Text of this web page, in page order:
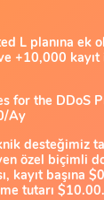
L planına ek
+10,000 kayıt
for the DDoS
Ay
desteğimiz
özel biçimli
kayıt başına
tutarı $10.00.